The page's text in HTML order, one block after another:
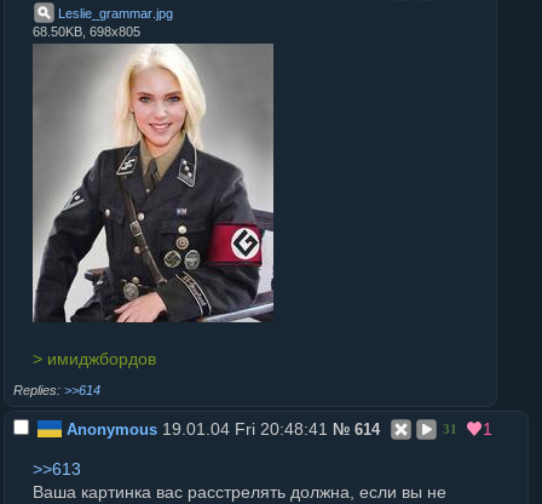
Leslie_grammar jpg
68.50KB, 698x805
> имиджбордов
>>614
Anonymous19.01.04 Fri 20:48:41 № 614 31 1
>>613
Ваша картинка вас расстрелять должна, если вы не